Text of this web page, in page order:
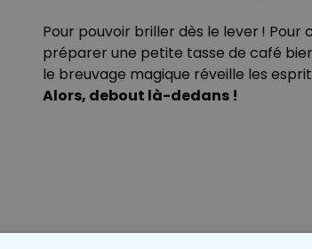
Pour pouvoir briller dès le lever ! Pour
préparer une petite tasse de café
le breuvage magique réveille les
Alors, debout là-dedans !